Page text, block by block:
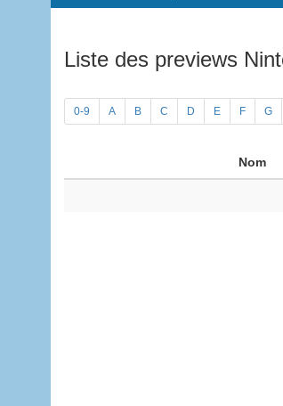
Liste des previews
0-9 A B C D E F G
Nom